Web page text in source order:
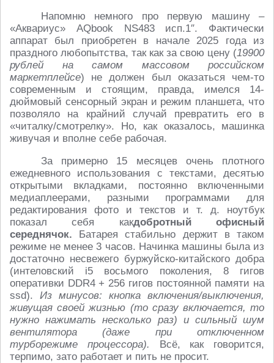
Напомню немного про первую машину –
«Аквариус» AQbook NS483 исп.1″. Фактически
аппарат был приобретен в начале 2025 года из
праздного любопытства, так как за свою цену (19900
рублей на самом массовом российском
маркетплейсе) не должен был оказаться чем-то
современным и стоящим, правда, имелся 14-
дюймовый сенсорный экран и режим планшета, что
позволяло на крайний случай превратить его в
«читалку/смотрелку». Но, как оказалось, машинка
живучая и вполне себе рабочая.
За примерно 15 месяцев очень плотного
ежедневного использования с текстами, десятью
открытыми вкладками, постоянно включенными
медиаплеерами, разными программами для
редактирования фото и текстов и т. д. ноутбук
показал себя какдобротный офисный
середнячок. Батарея стабильно держит в таком
режиме не менее 3 часов. Начинка машины была из
достаточно несвежего буржуйско-китайского добра
(интеловский i5 восьмого поколения, 8 гигов
оперативки DDR4 + 256 гигов постоянной памяти на
ssd). Из минусов: кнопка включения/выключения,
живущая своей жизнью (то сразу включается, то
нужно нажимать несколько раз) и сильный шум
вентилятора (даже при отключенном
турборежиме процессора). Всё, как говорится,
терпимо, зато работает и пить не просит.